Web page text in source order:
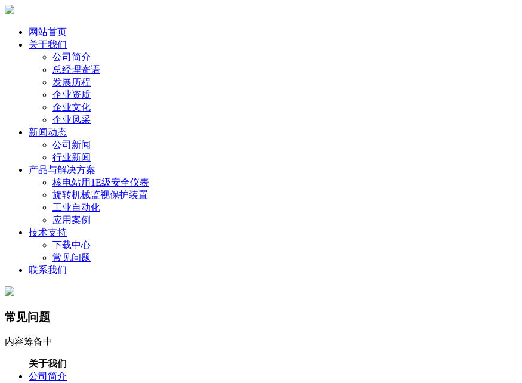
网站首页
关于我们
公司简介
总经理寄语
发展历程
企业资质
企业文化
企业风采
新闻动态
公司新闻
行业新闻
产品与解决方案
核电站用1E级安全仪表
旋转机械监视保护装置
工业自动化
应用案例
技术支持
下载中心
常见问题
联系我们
常见问题
内容筹备中
关于我们
公司简介